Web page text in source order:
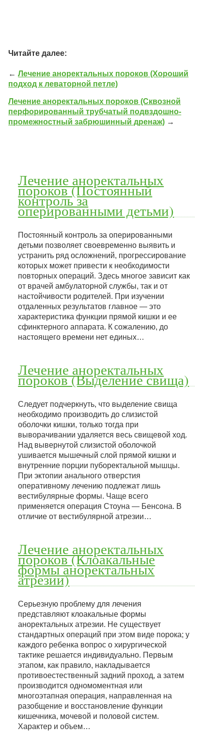
Читайте далее:
←Лечение аноректальных пороков (Хороший
подход к леваторной петле)
Лечение аноректальных пороков (Сквозной
перфорированный трубчатый подвздошно-
промежностный забрюшинный дренаж) →
Лечение аноректальных
пороков (Постоянный
контроль за
оперированными детьми)
Постоянный контроль за оперированными
детьми позволяет своевременно выявить и
устранить ряд осложнений, прогрессирование
которых может привести к необходимости
повторных операций. Здесь многое зависит как
от врачей амбулаторной службы, так и от
настойчивости родителей. При изучении
отдаленных результатов главное — это
характеристика функции прямой кишки и ее
сфинктерного аппарата. К сожалению, до
настоящего времени нет единых…
Лечение аноректальных
пороков (Выделение свища)
Следует подчеркнуть, что выделение свища
необходимо производить до слизистой
оболочки кишки, только тогда при
выворачивании удаляется весь свищевой ход.
Над вывернутой слизистой оболочкой
ушивается мышечный слой прямой кишки и
внутренние порции пуборектальной мышцы.
При эктопии анального отверстия
оперативному лечению подлежат лишь
вестибулярные формы. Чаще всего
применяется операция Стоуна — Бенсона. В
отличие от вестибулярной атрезии…
Лечение аноректальных
пороков (Клоакальные
формы аноректальных
атрезии)
Серьезную проблему для лечения
представляют клоакальные формы
аноректальных атрезии. Не существует
стандартных операций при этом виде порока; у
каждого ребенка вопрос о хирургической
тактике решается индивидуально. Первым
этапом, как правило, накладывается
противоестественный задний проход, а затем
производится одномоментная или
многоэтапная операция, направленная на
разобщение и восстановление функции
кишечника, мочевой и половой систем.
Характер и объем…